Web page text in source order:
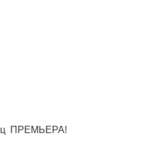
ПРЕМЬЕРА!